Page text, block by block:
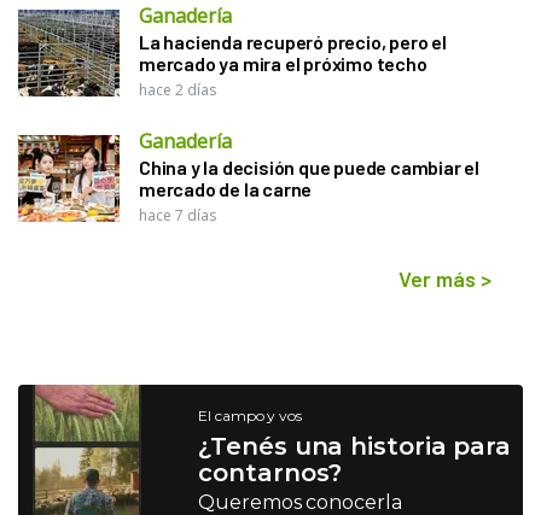
Ganadería
La hacienda recuperó precio, pero el
mercado ya mira el próximo techo
hace 2 días
Ganadería
China y la decisión que puede cambiar el
mercado de la carne
hace 7 días
Ver más >
El campo y vos
¿Tenés una historia para
contarnos?
Queremos conocerla